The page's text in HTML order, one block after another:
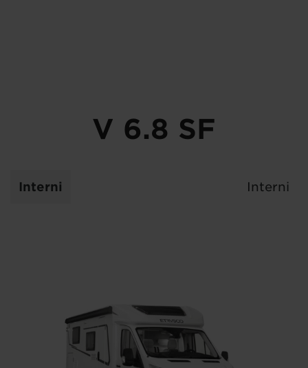
V 6.8 SF
Interni Interni